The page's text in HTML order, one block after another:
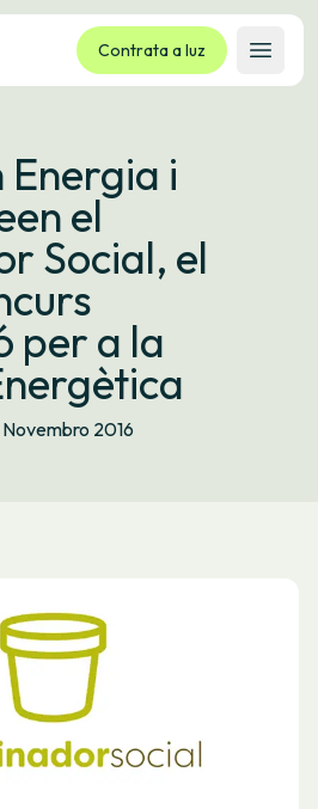
Contrata a luz
Abrir
Energia i
el
Social, el
per a la
2016